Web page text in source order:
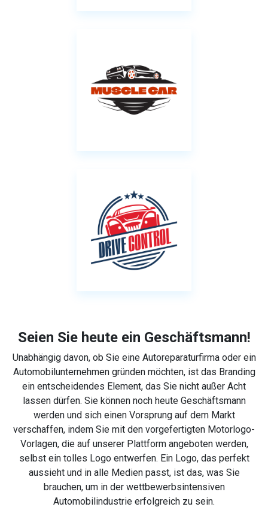
Seien Sie heute ein Geschäftsmann!
Unabhängig davon, ob Sie eine Autoreparaturfirma oder ein
Automobilunternehmen gründen möchten, ist das Branding
ein entscheidendes Element, das Sie nicht außer Acht
lassen dürfen. Sie können noch heute Geschäftsmann
werden und sich einen Vorsprung auf dem Markt
verschaffen, indem Sie mit den vorgefertigten Motorlogo-
Vorlagen, die auf unserer Plattform angeboten werden,
selbst ein tolles Logo entwerfen. Ein Logo, das perfekt
aussieht und in alle Medien passt, ist das, was Sie
brauchen, um in der wettbewerbsintensiven
Automobilindustrie erfolgreich zu sein.